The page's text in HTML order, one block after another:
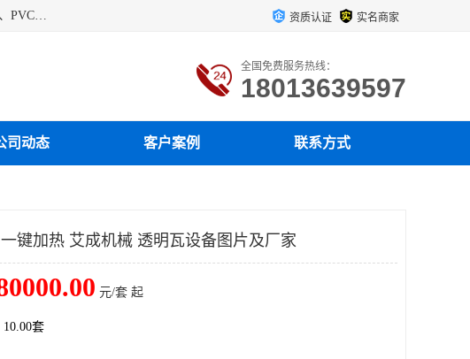
江苏艾斯曼机械有限公司专业生产各种合成树脂瓦设备、PVC树脂瓦生产线、PVC仿大理石板生产线，PVC碳晶板生产线、PVC护墙板生产线，PVC格栅板生产线、PVC扣板生产线、塑料建筑模板生产线。操作方便，性能稳定，价格合理，质量保障。 资质认证 实名商家
全国免费服务热线：
18013639597
司动态 客户案例 联系方式
键加热 艾成机械 透明瓦设备图片及厂家
元/套 起
10.00套